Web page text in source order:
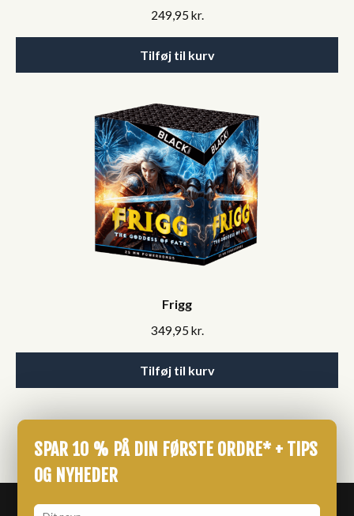
249,95 kr.
Tilføj til kurv
Frigg
349,95 kr.
Tilføj til kurv
SPAR 10 % PÅ DIN FØRSTE ORDRE* + TIPS
OG NYHEDER